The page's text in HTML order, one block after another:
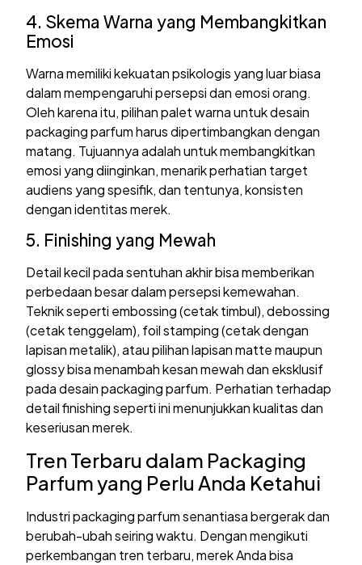
4. Skema Warna yang Membangkitkan
Emosi
Warna memiliki kekuatan psikologis yang luar biasa
dalam mempengaruhi persepsi dan emosi orang.
Oleh karena itu, pilihan palet warna untuk desain
packaging parfum harus dipertimbangkan dengan
matang. Tujuannya adalah untuk membangkitkan
emosi yang diinginkan, menarik perhatian target
audiens yang spesifik, dan tentunya, konsisten
dengan identitas merek.
5. Finishing yang Mewah
Detail kecil pada sentuhan akhir bisa memberikan
perbedaan besar dalam persepsi kemewahan.
Teknik seperti embossing (cetak timbul), debossing
(cetak tenggelam), foil stamping (cetak dengan
lapisan metalik), atau pilihan lapisan matte maupun
glossy bisa menambah kesan mewah dan eksklusif
pada desain packaging parfum. Perhatian terhadap
detail finishing seperti ini menunjukkan kualitas dan
keseriusan merek.
Tren Terbaru dalam Packaging
Parfum yang Perlu Anda Ketahui
Industri packaging parfum senantiasa bergerak dan
berubah-ubah seiring waktu. Dengan mengikuti
perkembangan tren terbaru, merek Anda bisa